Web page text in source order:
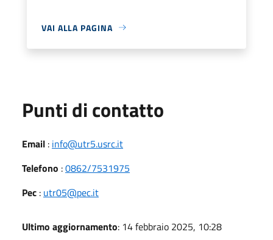
VAI ALLA PAGINA
Punti di contatto
Email : info@utr5.usrc.it
Telefono :0862/7531975
Pec : utr05@pec.it
Ultimo aggiornamento: 14 febbraio 2025, 10:28